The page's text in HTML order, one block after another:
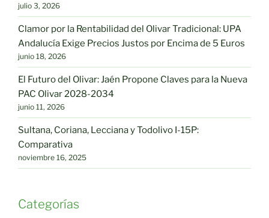
julio 3, 2026
Clamor por la Rentabilidad del Olivar Tradicional: UPA
Andalucía Exige Precios Justos por Encima de 5 Euros
junio 18, 2026
El Futuro del Olivar: Jaén Propone Claves para la Nueva
PAC Olivar 2028-2034
junio 11, 2026
Sultana, Coriana, Lecciana y Todolivo I-15P:
Comparativa
noviembre 16, 2025
Categorías